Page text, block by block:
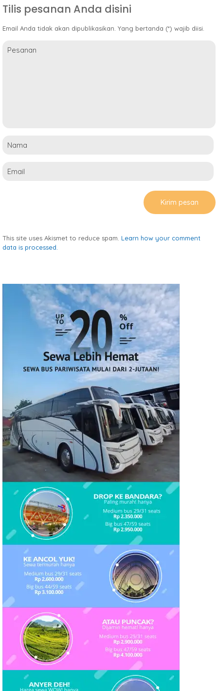
Tilis pesanan Anda disini
Email Anda tidak akan dipublikasikan. Yang bertanda (*) wajib diisi.
This site uses Akismet to reduce spam. Learn how your comment
data is processed.